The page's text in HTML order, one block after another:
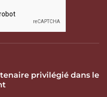
privilégié dans le